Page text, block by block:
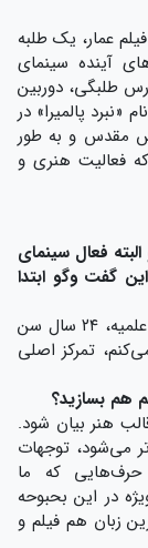
عمار، یک طلبه
آینده سینمای
طلبگی، دوربین
«نبرد پالمیرا» در
مقدس و به طور
فعالیت هنری و
فعال سینمای
گفت وگو ابتدا
من ساسان فلاح فر هستم، طلبه سطح یک حوزه علمیه، ۲۴ سال سن
تمرکز اصلی
هم بسازید؟
هنر بیان شود.
می‌شود، توجهات
حرف‌هایی که ما
در این بحبوحه
زبان هم فیلم و